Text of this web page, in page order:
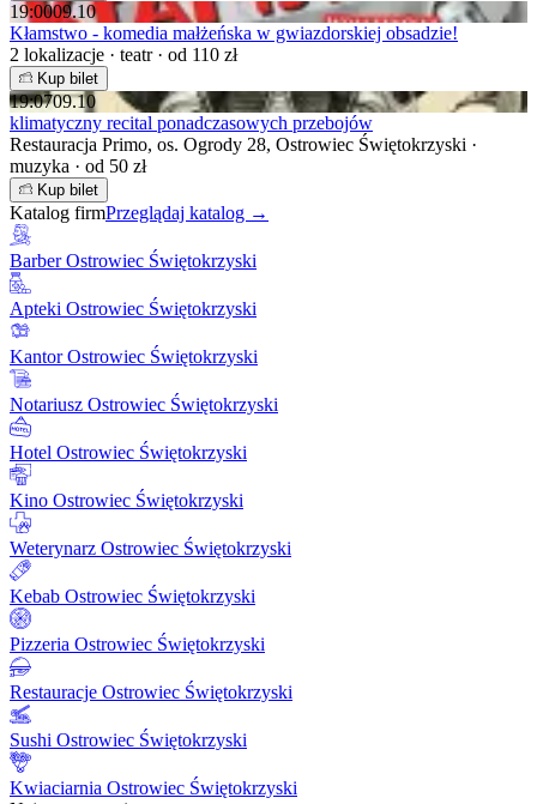
19:0009.10
Kłamstwo - komedia małżeńska w gwiazdorskiej obsadzie!
2 lokalizacje · teatr · od 110 zł
Kup bilet
19:0709.10
klimatyczny recital ponadczasowych przebojów
Restauracja Primo, os. Ogrody 28, Ostrowiec Świętokrzyski ·
muzyka · od 50 zł
Kup bilet
Katalog firmPrzeglądaj katalog →
Barber Ostrowiec Świętokrzyski
Apteki Ostrowiec Świętokrzyski
Kantor Ostrowiec Świętokrzyski
Notariusz Ostrowiec Świętokrzyski
Hotel Ostrowiec Świętokrzyski
Kino Ostrowiec Świętokrzyski
Weterynarz Ostrowiec Świętokrzyski
Kebab Ostrowiec Świętokrzyski
Pizzeria Ostrowiec Świętokrzyski
Restauracje Ostrowiec Świętokrzyski
Sushi Ostrowiec Świętokrzyski
Kwiaciarnia Ostrowiec Świętokrzyski